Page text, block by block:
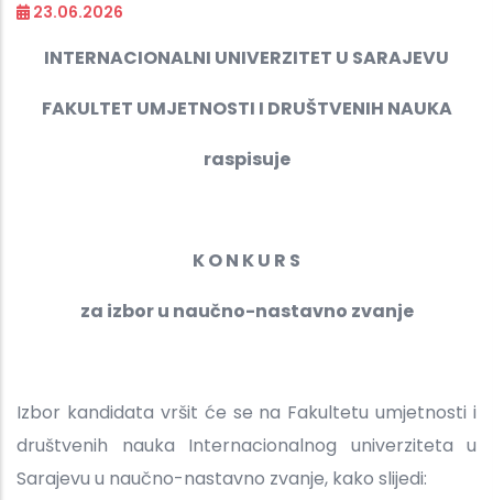
23.06.2026
INTERNACIONALNI UNIVERZITET U SARAJEVU
FAKULTET UMJETNOSTI I DRUŠTVENIH NAUKA
raspisuje
K O N K U R S
za izbor u naučno-nastavno zvanje
Izbor kandidata vršit će se na Fakultetu umjetnosti i
društvenih nauka Internacionalnog univerziteta u
Sarajevu u naučno-nastavno zvanje, kako slijedi: